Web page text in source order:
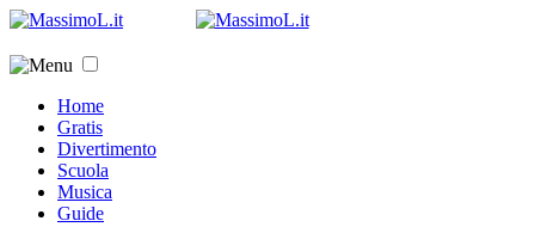
Home
Gratis
Divertimento
Scuola
Musica
Guide